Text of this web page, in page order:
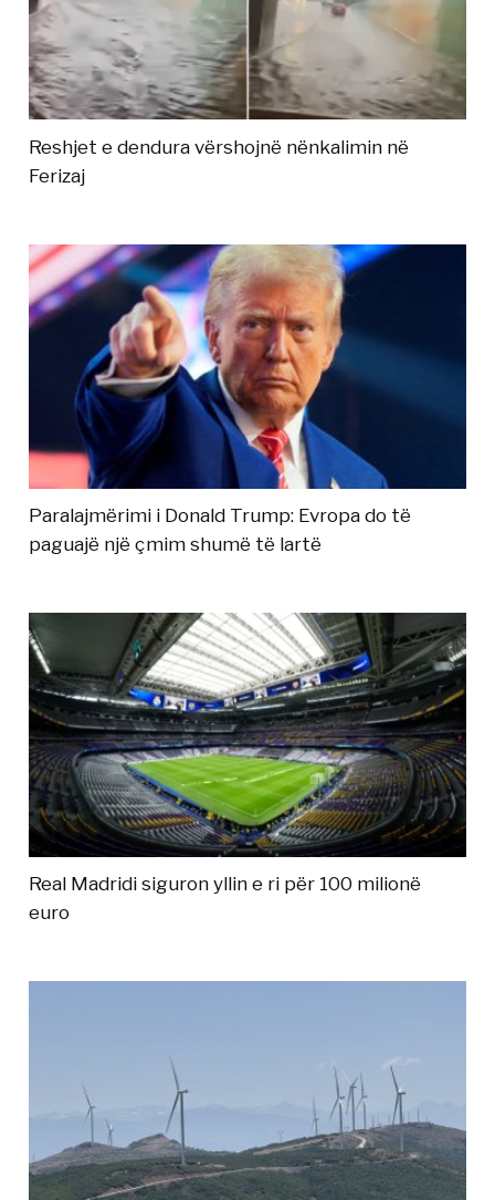
Reshjet e dendura vërshojnë nënkalimin në
Ferizaj
Paralajmërimi i Donald Trump: Evropa do të
paguajë një çmim shumë të lartë
Real Madridi siguron yllin e ri për 100 milionë
euro